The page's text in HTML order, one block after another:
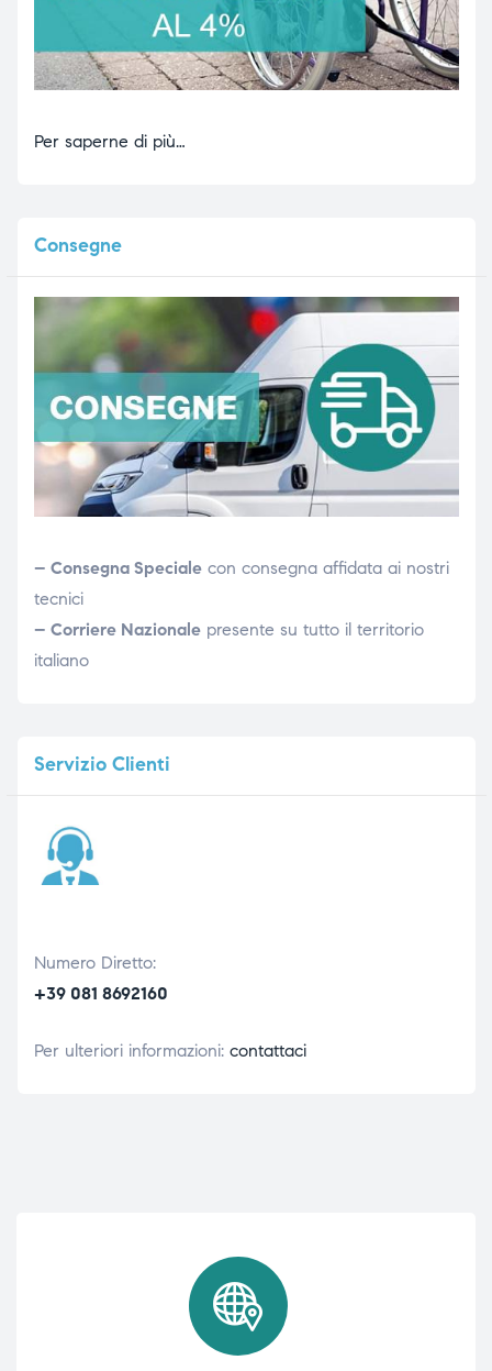
Per saperne di più…
Consegne
– Consegna Specialecon consegna affidata ai nostri
tecnici
– Corriere Nazionalepresente su tutto il territorio
italiano
ServizioClienti
Numero Diretto:
+39 081 8692160
Per ulteriori informazioni: contattaci